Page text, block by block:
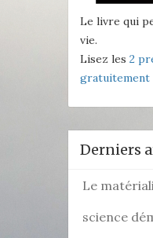
Le livre qui
vie.
Lisez les 2
gratuitement
Derniers
Le
science